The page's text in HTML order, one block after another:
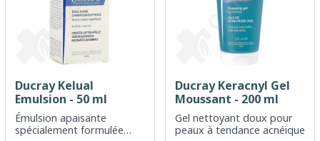
Ducray Kelual
Emulsion - 50 ml
Émulsion apaisante
spécialement formulée
Ducray Keracnyl Gel
Moussant - 200 ml
Gel nettoyant doux pour
peaux à tendance acnéique